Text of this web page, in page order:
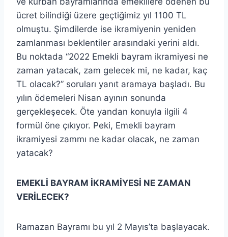
ücret bilindiği üzere geçtiğimiz yıl 1100 TL
olmuştu. Şimdilerde ise ikramiyenin yeniden
zamlanması beklentiler arasındaki yerini aldı.
Bu noktada “2022 Emekli bayram ikramiyesi ne
zaman yatacak, zam gelecek mi, ne kadar, kaç
TL olacak?” soruları yanıt aramaya başladı. Bu
yılın ödemeleri Nisan ayının sonunda
gerçekleşecek. Öte yandan konuyla ilgili 4
formül öne çıkıyor. Peki, Emekli bayram
ikramiyesi zammı ne kadar olacak, ne zaman
yatacak?
EMEKLİ BAYRAM İKRAMİYESİ NE ZAMAN
VERİLECEK?
Ramazan Bayramı bu yıl 2 Mayıs’ta başlayacak.